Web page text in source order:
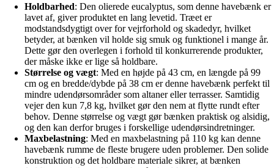
Holdbarhed: Den olierede eucalyptus, som denne havebænk er
lavet af, giver produktet en lang levetid. Træet er
modstandsdygtigt over for vejrforhold og skadedyr, hvilket
betyder, at bænken vil holde sig smuk og funktionel i mange år.
Dette gør den overlegen i forhold til konkurrerende produkter,
der måske ikke er lige så holdbare.
Størrelse og vægt: Med en højde på 43 cm, en længde på 99
cm og en bredde/dybde på 38 cm er denne havebænk perfekt til
mindre udendørsområder som altaner eller terrasser. Samtidig
vejer den kun 7,8 kg, hvilket gør den nem at flytte rundt efter
behov. Denne størrelse og vægt gør bænken praktisk og alsidig,
og den kan derfor bruges i forskellige udendørsindretninger.
Maxbelastning: Med en maxbelastning på 110 kg kan denne
havebænk rumme de fleste brugere uden problemer. Den solide
konstruktion og det holdbare materiale sikrer, at bænken